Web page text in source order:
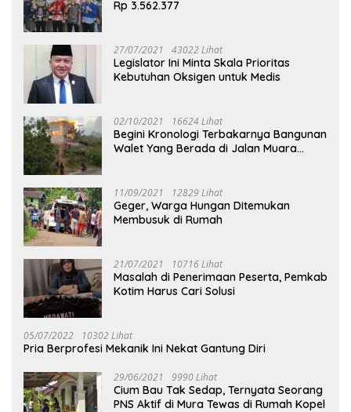
Rp 3.562.377
27/07/2021 43022 Lihat
Legislator Ini Minta Skala Prioritas
Kebutuhan Oksigen untuk Medis
02/10/2021 16624 Lihat
Begini Kronologi Terbakarnya Bangunan
Walet Yang Berada di Jalan Muara
11/09/2021 12829 Lihat
Geger, Warga Hungan Ditemukan
Membusuk di Rumah
21/07/2021 10716 Lihat
Masalah di Penerimaan Peserta, Pemkab
Kotim Harus Cari Solusi
05/07/2022 10302 Lihat
Pria Berprofesi Mekanik Ini Nekat Gantung Diri
29/06/2021 9990 Lihat
Cium Bau Tak Sedap, Ternyata Seorang
PNS Aktif di Mura Tewas di Rumah Kopel